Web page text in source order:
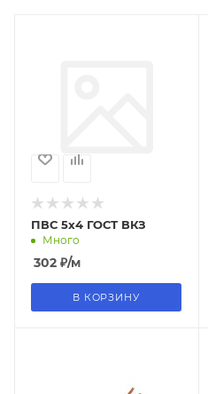
ПВС 5х4 ГОСТ ВКЗ
Много
302 ₽/м
В КОРЗИНУ